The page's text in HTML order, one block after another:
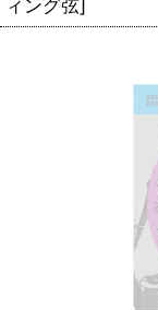
ィング弦]